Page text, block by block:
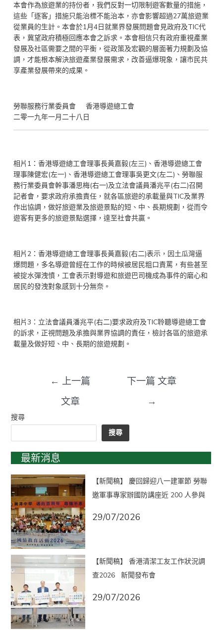
本會作為旅遊業的持份者，我們反對一切限制遊客數量的措施，
這些「逐客」措施只能治標不能治本，亦會影響超過27萬旅遊業
從業員的生計。本會於1月4日就業界發展問題會見政府及TIC代
表，冀望政府積極回應本會之訴求。本會相信只有政府重視產業
發展及社區需要之間的平衡，從政策及宏觀的層面著力規劃及協
調，才能根本解決旅遊產業發展需求，改善逼爆現象，讓市民共
享產業發展帶來的成果。
勞聯服務行業委員會 香港導遊總工會
二零一九年一月二十八日
相片1：香港導遊總工會理事長黃嘉毅(左三)、香港導遊總工會
理事陳健宏(左一)、香港導遊總工會理事吳更文(左二)、勞聯服
務行業委員會幹事潘思梅(右一)及立法會議員潘兆平(右二)召開
記者會，要求政府承擔責任，就各區旅遊的承載量與TIC及業界
作出協調，做好旅遊業及旅遊景點的短、中、長期規劃，從而令
遊客有更多的旅遊景點選擇，達至社會共贏。
相片2：香港導遊總工會理事長黃嘉毅(右二)表示，因土瓜灣逼
爆問題，多名導遊曾經在工作的時候被居民粗口責罵，有些甚至
被掟水彈洩憤，工會表示對導遊和旅遊巴司機成為事件的磨心和
居民的發洩對象感到十分無奈。
相片3：立法會議員潘兆平(右二)要求政府及TIC聆聽導遊總工會
的訴求，正視問題及承擔與業界協調的責任，檢討各區的旅遊承
載量及做好短、中、長期的旅遊規劃。
← 上一篇
文章
下一篇 文章
→
搜尋
搜尋
最新消息
【新聞稿】 慶回歸迎八一建軍節 勞聯
邀軍事專家辦國防講座近 200 人參與
29/07/2026
【新聞稿】 香港清潔工友工作狀況調
查2026 新聞發布會
29/07/2026